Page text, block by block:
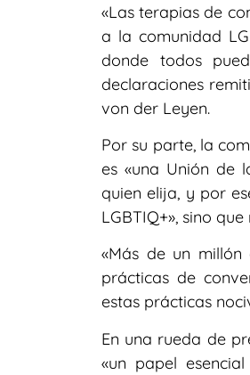
«Las terapias de
a la comunidad
donde todos
declaraciones
von der Leyen.
Por su parte, la
es «una Unión de
quien elija, y por
LGBTIQ+», sino
«Más de un
prácticas de
estas prácticas
En una rueda de
«un papel